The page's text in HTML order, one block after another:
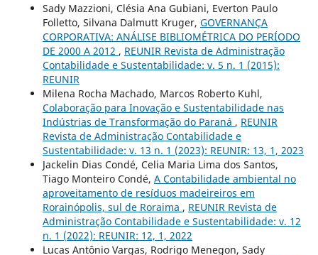
Sady Mazzioni, Clésia Ana Gubiani, Everton Paulo
Folletto, Silvana Dalmutt Kruger, GOVERNANÇA
CORPORATIVA: ANÁLISE BIBLIOMÉTRICA DO PERÍODO
DE 2000 A 2012 , REUNIR Revista de Administração
Contabilidade e Sustentabilidade: v. 5 n. 1 (2015):
REUNIR
Milena Rocha Machado, Marcos Roberto Kuhl,
Colaboração para Inovação e Sustentabilidade nas
Indústrias de Transformação do Paraná , REUNIR
Revista de Administração Contabilidade e
Sustentabilidade: v. 13 n. 1 (2023): REUNIR: 13, 1, 2023
Jackelin Dias Condé, Celia Maria Lima dos Santos,
Tiago Monteiro Condé, A Contabilidade ambiental no
aproveitamento de resíduos madeireiros em
Rorainópolis, sul de Roraima , REUNIR Revista de
Administração Contabilidade e Sustentabilidade: v. 12
n. 1 (2022): REUNIR: 12, 1, 2022
Lucas Antônio Vargas, Rodrigo Menegon, Sady